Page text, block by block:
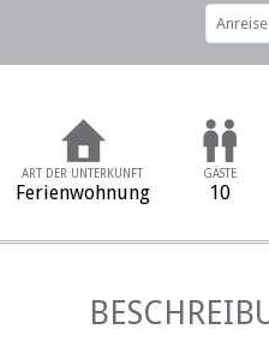
ART DER UNTERKUNFT
Ferienwohnung
GÄSTE
10